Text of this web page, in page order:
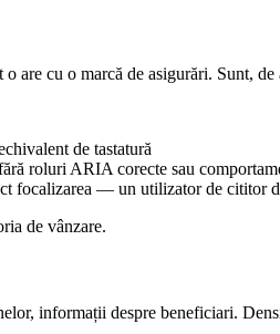
are cu o marcă de asigurări. Sunt, de
de tastatură
roluri ARIA corecte sau
focalizarea — un utilizator de cititor
de vânzare.
informații despre beneficiari.